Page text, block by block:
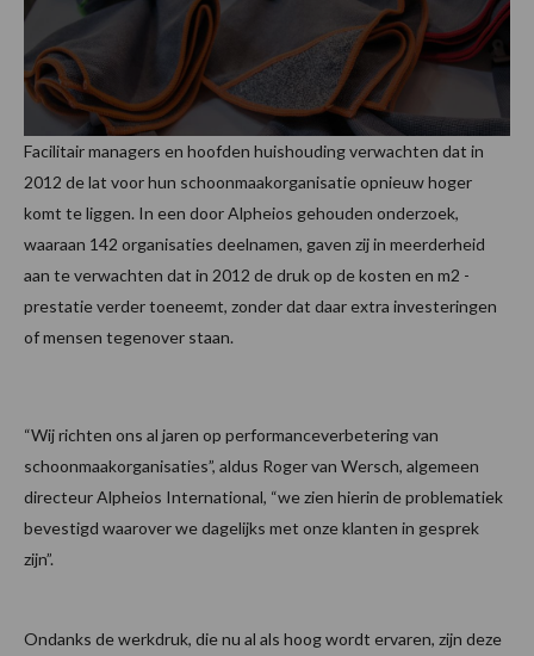
Facilitair managers en hoofden huishouding verwachten dat in
2012 de lat voor hun schoonmaakorganisatie opnieuw hoger
komt te liggen. In een door Alpheios gehouden onderzoek,
waaraan 142 organisaties deelnamen, gaven zij in meerderheid
aan te verwachten dat in 2012 de druk op de kosten en m2 -
prestatie verder toeneemt, zonder dat daar extra investeringen
of mensen tegenover staan.
“Wij richten ons al jaren op performanceverbetering van
schoonmaakorganisaties”, aldus Roger van Wersch, algemeen
directeur Alpheios International, “we zien hierin de problematiek
bevestigd waarover we dagelijks met onze klanten in gesprek
zijn”.
Ondanks de werkdruk, die nu al als hoog wordt ervaren, zijn deze